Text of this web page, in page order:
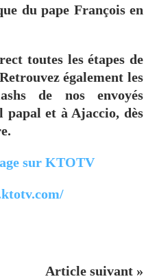
du pape François en
toutes les étapes de
également les
de nos envoyés
papal et à Ajaccio, dès
sur KTOTV
Article suivant »